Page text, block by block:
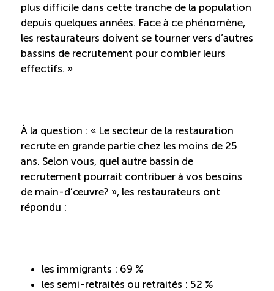
plus difficile dans cette tranche de la population
depuis quelques années. Face à ce phénomène,
les restaurateurs doivent se tourner vers d’autres
bassins de recrutement pour combler leurs
effectifs. »
À la question : « Le secteur de la restauration
recrute en grande partie chez les moins de 25
ans. Selon vous, quel autre bassin de
recrutement pourrait contribuer à vos besoins
de main-d’œuvre? », les restaurateurs ont
répondu :
les immigrants : 69 %
les semi-retraités ou retraités : 52 %